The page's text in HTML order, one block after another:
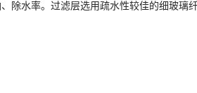
除水率。过滤层选用疏水性较佳的细玻璃